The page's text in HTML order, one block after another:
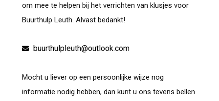
om mee te helpen bij het verrichten van klusjes voor
Buurthulp Leuth. Alvast bedankt!
buurthulpleuth@outlook.com
Mocht u liever op een persoonlijke wijze nog
informatie nodig hebben, dan kunt u ons tevens bellen